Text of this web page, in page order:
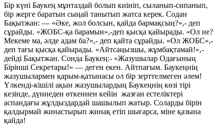
Бір күні Баукең мұнтаздай болып киініп, сыланып-сипанып,
бір жерге баратын сыңай танытып жатса керек. Содан
Бақытжан: — «Әке, жол болсын, қайда бармақсың?»,- деп
сұрайды. «ЖОБС-қа барамын»,-деп қысқа қайырады. «Ол не?
Мекеме ма, әлде адам ба?»,- деп қайта сұрайды. «Ол ЖОБС»,-
деп тағы қысқа қайырады. «Айтсаңызшы, жұмбақтамай!»,-
дейді Бақытжан. Сонда Баукең:- «Жазушылар Одағының
Бірінші Секретары!» — деген екен. Айтпағым. Баукеңнің
жазушылармен қарым-қатынасы ол бір зерттелмеген әлем!
Үлкенді-кішілі ақын жазушылардың Баукеңнің көзі тірі
кезінде, дүниеден өткеннен кейін жазған естеліктері
аспандағы жұлдыздардай шашылып жатыр. Соларды бірін
қалдырмай жинастырып жинақ етіп шығарса, міне қазына
қайда!